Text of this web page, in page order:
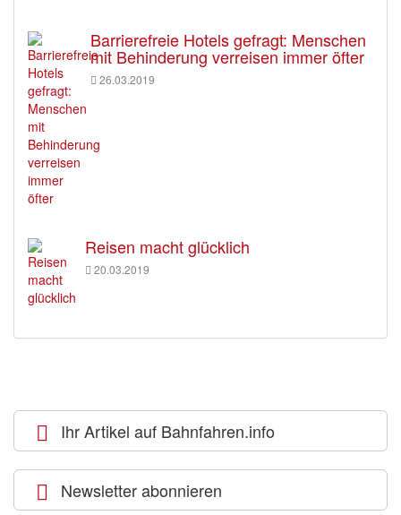
Barrierefreie Hotels gefragt: Menschen
mit Behinderung verreisen immer öfter
26.03.2019
Reisen macht glücklich
20.03.2019
Ihr Artikel auf Bahnfahren.info
Newsletter abonnieren